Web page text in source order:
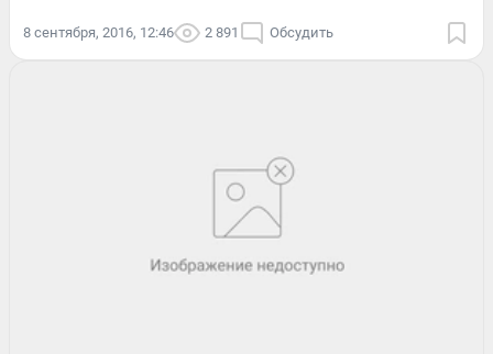
8 сентября, 2016, 12:46 2 891 Обсудить